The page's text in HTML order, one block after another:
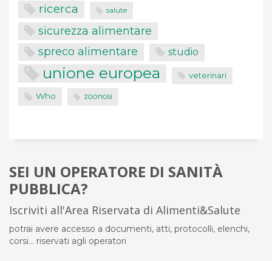
ricerca salute
sicurezza alimentare
spreco alimentare studio
unione europea veterinari
Who zoonosi
SEI UN OPERATORE DI SANITÀ
PUBBLICA?
Iscriviti all'Area Riservata di Alimenti&Salute
potrai avere accesso a documenti, atti, protocolli, elenchi,
corsi... riservati agli operatori